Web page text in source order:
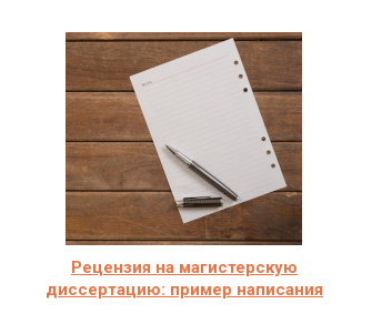
Рецензия на магистерскую
диссертацию: пример написания